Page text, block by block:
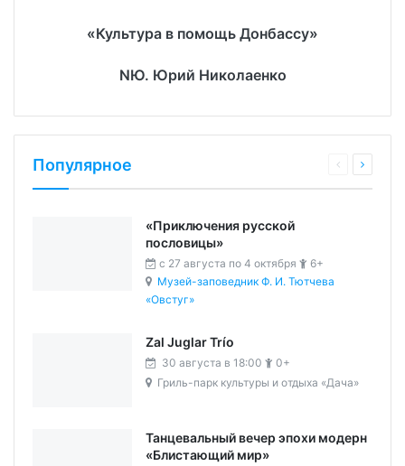
«Культура в помощь Донбассу»
NЮ. Юрий Николаенко
Популярное
«Приключения русской
пословицы»
c 27 августа по 4 октября
6+
Музей-заповедник Ф. И. Тютчева
«Овстуг»
Zal Juglar Trío
30 августа в 18:00
0+
Гриль-парк культуры и отдыха «Дача»
Танцевальный вечер эпохи модерн
«Блистающий мир»